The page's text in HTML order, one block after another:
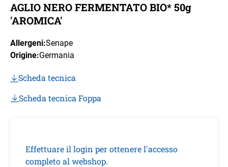
AGLIO NERO FERMENTATO BIO* 50g
'AROMICA'
Allergeni:Senape
Origine:Germania
Scheda tecnica
Scheda tecnica Foppa
Effettuare il login per ottenere l'accesso
completo al webshop.